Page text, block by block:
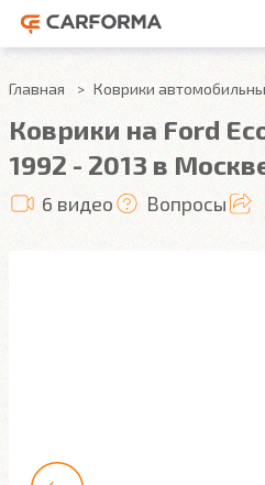
Главная Коврики
Коврики на Ford
1992 - 2013 в
6 видео Вопросы